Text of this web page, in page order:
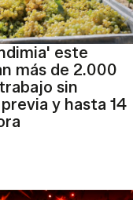
este
más de 2.000
sin
y hasta 14